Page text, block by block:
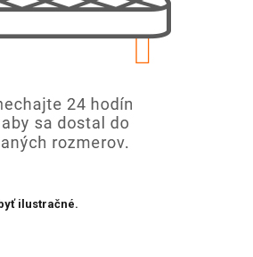
ilustračné.